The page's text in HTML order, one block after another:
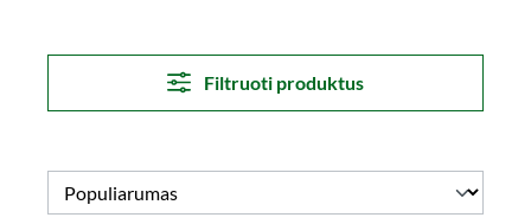
Filtruoti produktus